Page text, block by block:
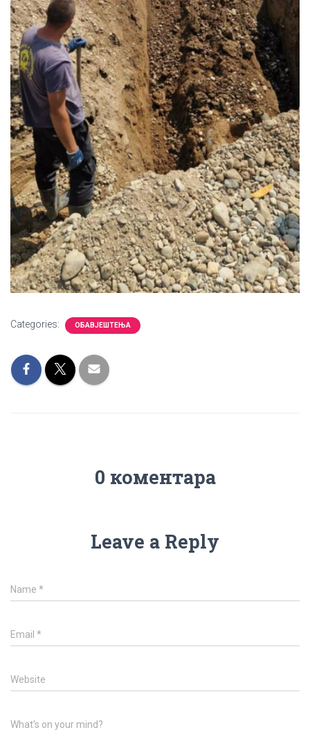
Categories: ОБАВЈЕШТЕЊА
0 коментара
Leave a Reply
Name *
Email *
Website
What's on your mind?